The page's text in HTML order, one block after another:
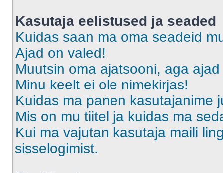
Kasutaja eelistused ja seaded
Kuidas saan ma oma seadeid
Ajad on valed!
Muutsin oma ajatsooni, aga
Minu keelt ei ole nimekirjas!
Kuidas ma panen kasutajanime
Mis on mu tiitel ja kuidas ma
Kui ma vajutan kasutaja maili
sisselogimist.